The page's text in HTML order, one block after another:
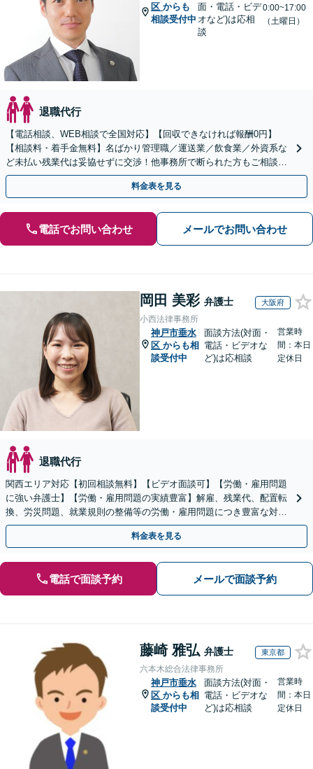
区 からも
相談受付中
面・電話・ビデ
オなど)は応相
談
0:00~17:00
（土曜日）
退職代行
【電話相談、WEB相談で全国対応】【回収できなければ報酬0円】
【相談料・着手金無料】名ばかり管理職／運送業／飲食業／外資系な
ど未払い残業代は妥協せずに交渉！他事務所で断られた方もご相談く
ださい。【解決事例が豊富】土曜日も電話受付しています
料金表を見る
電話でお問い合わせ メールでお問い合わせ
岡田 美彩 弁護士 大阪府
小西法律事務所
神戸市垂水
区 からも相
談受付中
面談方法(対面・
電話・ビデオな
ど)は応相談
営業時
間：本日
定休日
退職代行
関西エリア対応【初回相談無料】【ビデオ面談可】【労働・雇用問題
に強い弁護士】【労働・雇用問題の実績豊富】解雇、残業代、配置転
換、労災問題、就業規則の整備等の労働・雇用問題につき豊富な対応
実績【完全個室対応】
料金表を見る
電話で面談予約 メールで面談予約
藤崎 雅弘 弁護士 東京都
六本木総合法律事務所
神戸市垂水
区 からも相
談受付中
面談方法(対面・
電話・ビデオな
ど)は応相談
営業時
間：本日
定休日